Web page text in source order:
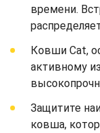
времени.
Ковши Cat,
активному
Защитите
ковша,